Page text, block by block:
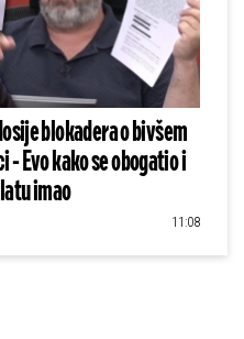
blokadera o bivšem
- Evo kako se obogatio i
imao
11:08